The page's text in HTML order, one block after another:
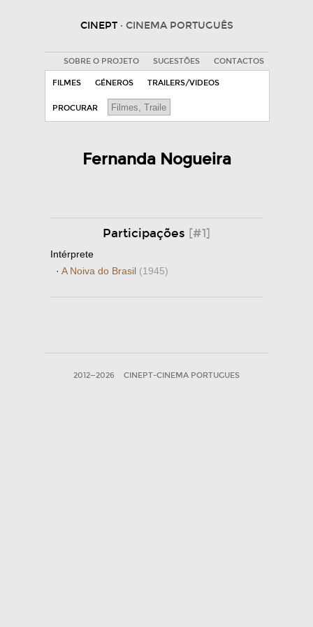
CINEPT · CINEMA PORTUGUÊS
SOBRE O PROJETO SUGESTÕES CONTACTOS
FILMES GÉNEROS TRAILERS/VIDEOS
PROCURAR
Fernanda Nogueira
Participações [#1]
Intérprete
· A Noiva do Brasil (1945)
2012—2026 CINEPT-CINEMA PORTUGUES